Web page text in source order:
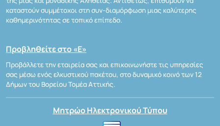
καταστούν συμμέτοχοι στη συν-διαμόρφωση μιας καλύτερης
καθημερινότητας σε τοπικό επίπεδο.
Προβληθείτε στο «Ε»
Προβάλλετε την εταιρεία σας και επικοινωνήστε τις υπηρεσίες
σας μέσω ενός ελκυστικού πακέτου, στο δυναμικό κοινό των 12
Δήμων του Βορείου Τομέα Αττικής.
Μητρώο Ηλεκτρονικού Τύπου